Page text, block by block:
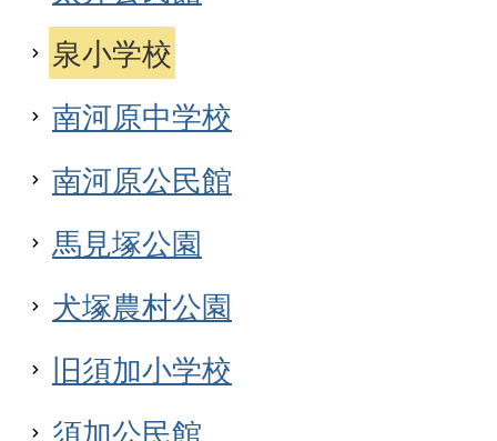
泉小学校
南河原中学校
南河原公民館
馬見塚公園
犬塚農村公園
旧須加小学校
須加公民館